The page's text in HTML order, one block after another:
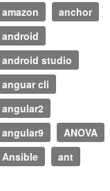
amazon
anchor
android
android studio
anguar cli
angular2
angular9
ANOVA
Ansible
ant